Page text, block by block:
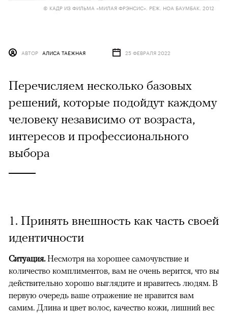
© КАДР ИЗ ФИЛЬМА «МИЛАЯ ФРЭНСИС». РЕЖ. НОА БАУМБАК. 2012
АВТОР АЛИСА ТАЕЖНАЯ 25 ФЕВРАЛЯ 2022
Перечисляем несколько базовых
решений, которые подойдут каждому
человеку независимо от возраста,
интересов и профессионального
выбора
1. Принять внешность как часть своей
идентичности
Ситуация.Несмотря на хорошее самочувствие и
количество комплиментов, вам не очень верится, что вы
действительно хорошо выглядите и нравитесь людям. В
первую очередь ваше отражение не нравится вам
самим. Длина и цвет волос, качество кожи, лишний вес